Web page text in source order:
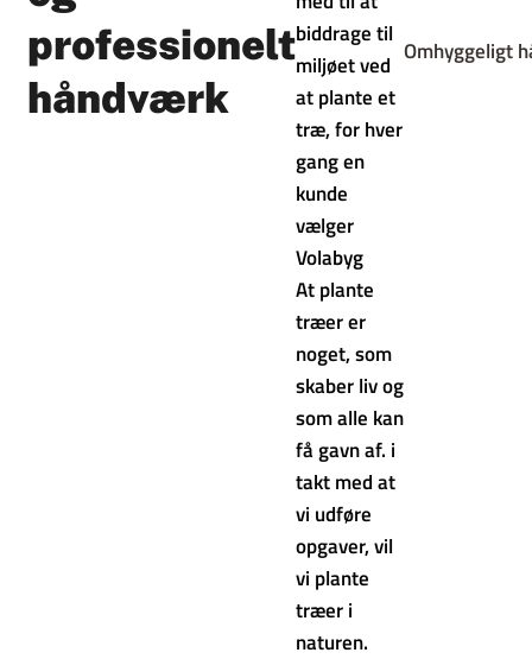
professionelt
håndværk
biddrage til
miljøet ved
at plante et
træ, for hver
gang en
kunde
vælger
Volabyg
At plante
træer er
noget, som
skaber liv og
som alle kan
få gavn af. i
takt med at
vi udføre
opgaver, vil
vi plante
træer i
naturen.
Omhyggeligt